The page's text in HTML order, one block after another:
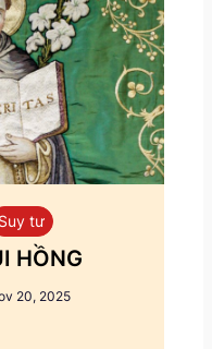
Suy tư
HỒNG
20, 2025